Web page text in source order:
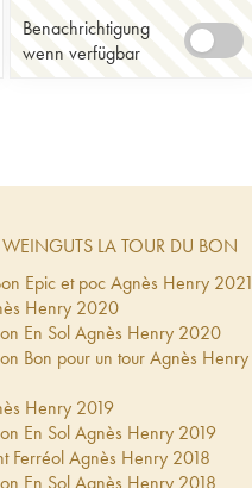
Benachrichtigung
wenn verfügbar
WEINGUTS LA TOUR DU BON
Epic et poc Agnès Henry 2021
Henry 2020
En Sol Agnès Henry 2020
Bon pour un tour Agnès Henry
Henry 2019
En Sol Agnès Henry 2019
Ferréol Agnès Henry 2018